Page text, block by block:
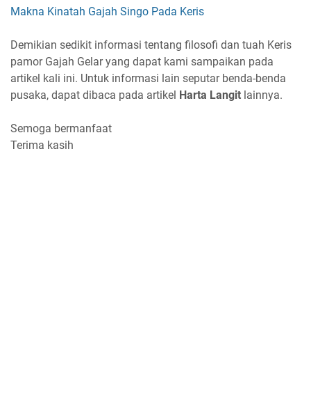
Makna Kinatah Gajah Singo Pada Keris
Demikian sedikit informasi tentang filosofi dan tuah Keris
pamor Gajah Gelar yang dapat kami sampaikan pada
artikel kali ini. Untuk informasi lain seputar benda-benda
pusaka, dapat dibaca pada artikel Harta Langit lainnya.
Semoga bermanfaat
Terima kasih